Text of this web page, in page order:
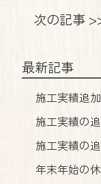
次の記事
最新記事
施工実績追
施工実績の
施工実績の
年末年始の